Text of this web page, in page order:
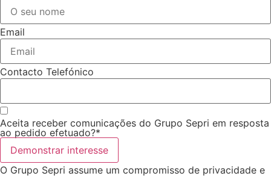
Email
Contacto Telefónico
Aceita receber comunicações do Grupo Sepri em resposta
ao pedido efetuado?*
Demonstrar interesse
O Grupo Sepri assume um compromisso de privacidade e